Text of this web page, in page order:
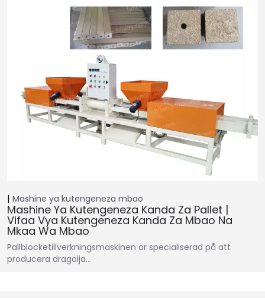
Mashine ya kutengeneza mbao
Mashine Ya Kutengeneza Kanda Za Pallet |
Vifaa Vya Kutengeneza Kanda Za Mbao Na
Mkaa Wa Mbao
Pallblocketillverkningsmaskinen är specialiserad på att
producera dragolja…